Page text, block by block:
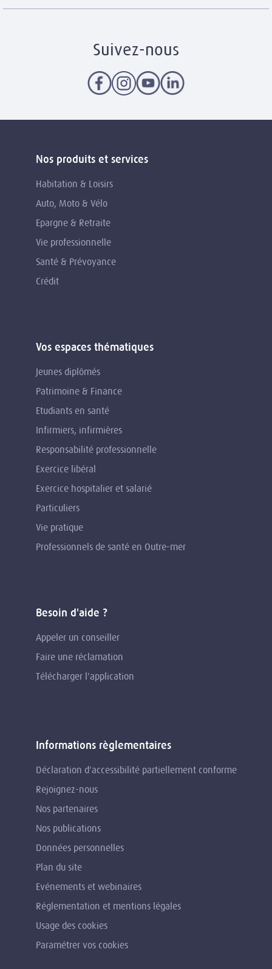
Suivez-nous
Nos produits et services
Habitation & Loisirs
Auto, Moto & Vélo
Epargne & Retraite
Vie professionnelle
Santé & Prévoyance
Crédit
Vos espaces thématiques
Jeunes diplômés
Patrimoine & Finance
Etudiants en santé
Infirmiers, infirmières
Responsabilité professionnelle
Exercice libéral
Exercice hospitalier et salarié
Particuliers
Vie pratique
Professionnels de santé en Outre-mer
Besoin d'aide ?
Appeler un conseiller
Faire une réclamation
Télécharger l'application
Informations règlementaires
Déclaration d'accessibilité partiellement conforme
Rejoignez-nous
Nos partenaires
Nos publications
Données personnelles
Plan du site
Evénements et webinaires
Réglementation et mentions légales
Usage des cookies
Paramétrer vos cookies